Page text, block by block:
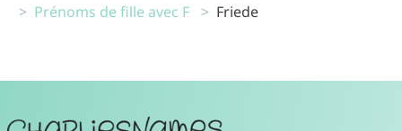
Prénoms de fille avec F
Friede